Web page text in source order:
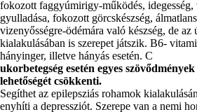
fokozott faggyúmirigy-működés, idegesség,
gyulladása, fokozott görcskészség,
vizenyősségre-ödémára való készség, de
kialakulásában is szerepet játszik. B6-
hányinger, illetve hányás esetén. C
ukorbetegség esetén egyes
lehetőségét csökkenti.
Segíthet az epilepsziás rohamok
enyhíti a depressziót. Szerepe van a nemi